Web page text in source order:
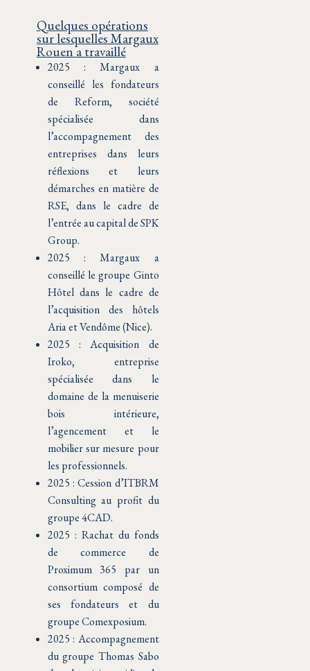
Quelques opérations
sur lesquelles Margaux
Rouen a travaillé
2025 : Margaux a
conseillé les fondateurs
de Reform, société
spécialisée dans
l’accompagnement des
entreprises dans leurs
réflexions et leurs
démarches en matière de
RSE, dans le cadre de
l’entrée au capital de SPK
Group.
2025 : Margaux a
conseillé le groupe Ginto
Hôtel dans le cadre de
l’acquisition des hôtels
Aria et Vendôme (Nice).
2025 : Acquisition de
Iroko, entreprise
spécialisée dans le
domaine de la menuiserie
bois intérieure,
l’agencement et le
mobilier sur mesure pour
les professionnels.
2025 : Cession d’ITBRM
Consulting au profit du
groupe 4CAD.
2025 : Rachat du fonds
de commerce de
Proximum 365 par un
consortium composé de
ses fondateurs et du
groupe Comexposium.
2025 : Accompagnement
du groupe Thomas Sabo